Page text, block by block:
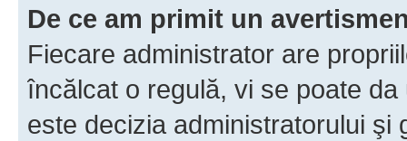
De ce am primit un
Fiecare administrator are
încălcat o regulă, vi se poate
este decizia administratorului şi